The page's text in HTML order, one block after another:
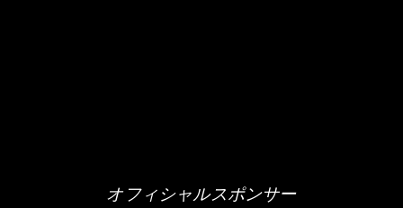
オフィシャルスポンサー